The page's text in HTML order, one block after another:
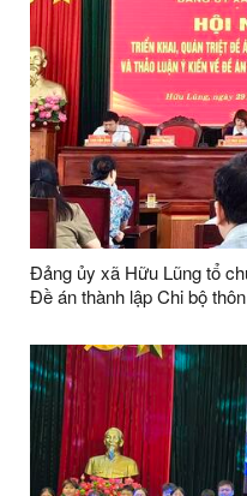
Đảng ủy xã Hữu Lũng tổ
Đề án thành lập Chi bộ